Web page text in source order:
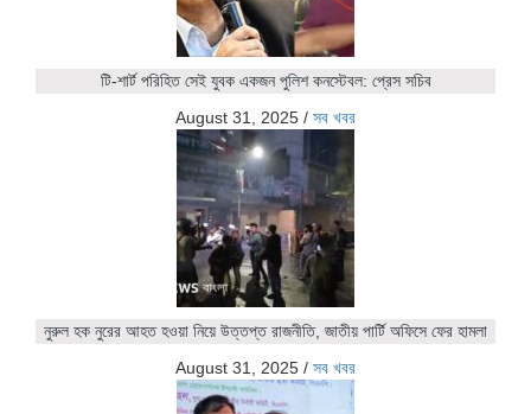
টি-শার্ট পরিহিত সেই যুবক একজন পুলিশ কনস্টেবল: প্রেস সচিব
August 31, 2025 / সব খবর
নুরুল হক নুরের আহত হওয়া নিয়ে উত্তপ্ত রাজনীতি, জাতীয় পার্টি অফিসে ফের হামলা
August 31, 2025 / সব খবর